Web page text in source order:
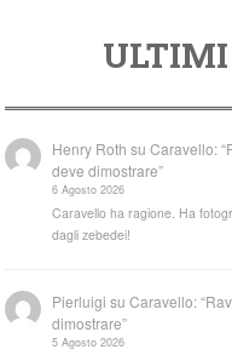
Henry Roth suCaravello:
deve dimostrare”
6 Agosto 2026
Caravello ha ragione. Ha
dagli zebedei!
Pierluigi suCaravello:
dimostrare”
5 Agosto 2026